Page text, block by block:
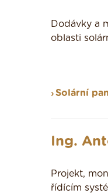
Dodávky a
oblasti
Solární
Ing.
Projekt,
řídícím